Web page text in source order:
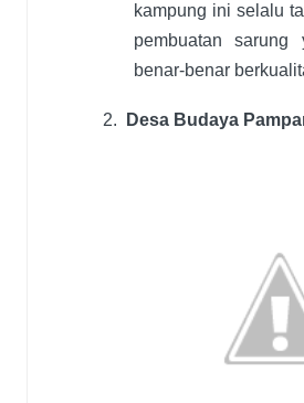
kampung ini selalu
pembuatan
benar-benar
2. Desa Budaya